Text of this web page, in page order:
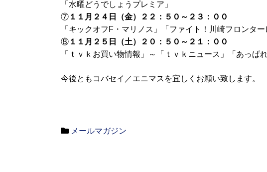
「水曜どうでしょうプレミア」
⑦ １１月２４日（金）２２：５０～２３：００
「キックオフF・マリノス」「ファイト！川崎フロンター
⑧ １１月２５日（土）２０：５０～２１：００
「ｔｖｋお買い物情報」～「ｔｖｋニュース」「あっぱ
今後ともコバセイ／エニマスを宜しくお願い致します。
メールマガジン